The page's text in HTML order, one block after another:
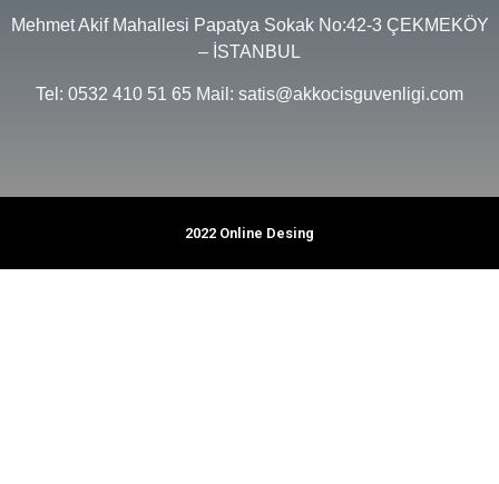
Mehmet Akif Mahallesi Papatya Sokak No:42-3 ÇEKMEKÖY
– İSTANBUL
Tel: 0532 410 51 65 Mail: satis@akkocisguvenligi.com
2022 Online Desing